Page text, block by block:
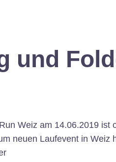
und
Weiz am 14.06.2019 ist
neuen Laufevent in Weiz